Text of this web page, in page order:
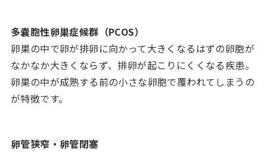
多嚢胞性卵巣症候群（PCOS）
卵巣の中で卵が排卵に向かって大きくなるはずの卵胞が
なかなか大きくならず、排卵が起こりにくくなる疾患。
卵巣の中が成熟する前の小さな卵胞で覆われてしまうの
が特徴です。
卵管狭窄・卵管閉塞